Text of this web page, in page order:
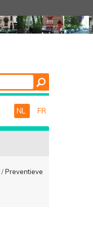
NL FR
/Preventieve